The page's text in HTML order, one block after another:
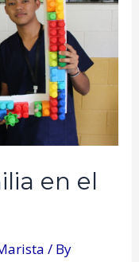
en el
/ By